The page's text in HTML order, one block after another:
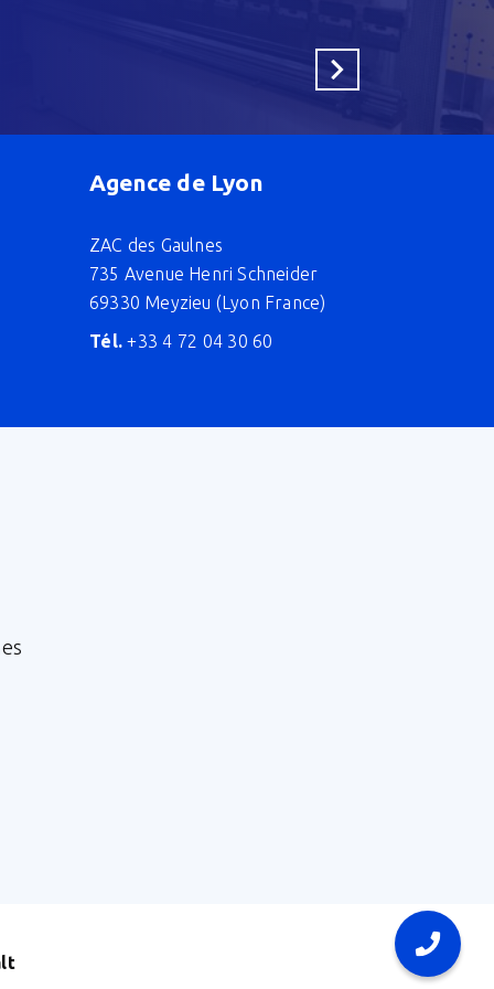
En savoir plus
Agence de Lyon
ZAC des Gaulnes
735 Avenue Henri Schneider
69330 Meyzieu (Lyon France)
Tél. +33 4 72 04 30 60